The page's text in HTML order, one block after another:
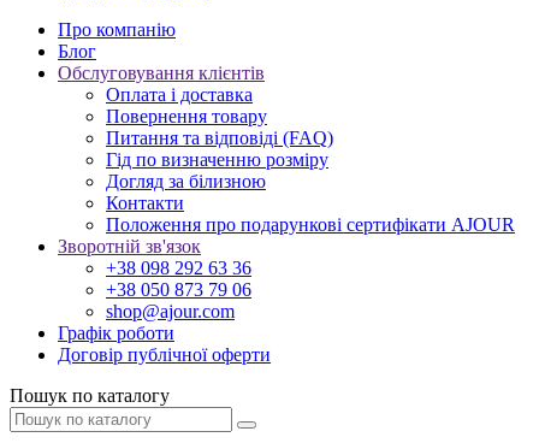
Про компанію
Блог
Обслуговування клієнтів
Оплата і доставка
Повернення товару
Питання та відповіді (FAQ)
Гід по визначенню розміру
Догляд за білизною
Контакти
Положення про подарункові сертифікати AJOUR
Зворотній зв'язок
+38 098 292 63 36
+38 050 873 79 06
shop@ajour.com
Графік роботи
Договір публічної оферти
Пошук по каталогу